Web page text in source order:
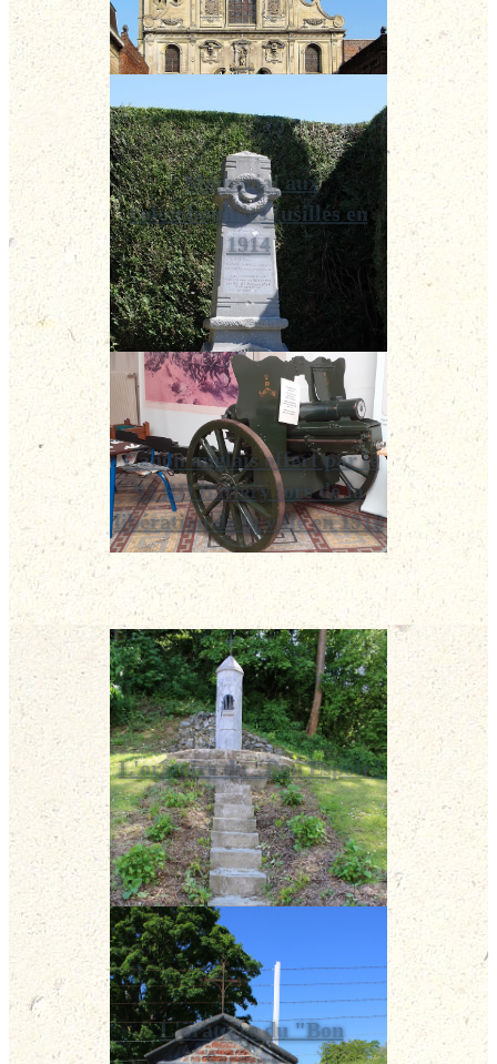
Mémorial aux
colombophiles fusillés en
1914
Canon anglais offert par le
93 RD Battery lors de la
libération de la ville en 1918
L'oratoire du "Bon Espoir"
L'oratoire du "Bon